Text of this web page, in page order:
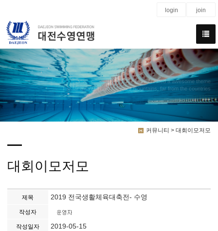
login join
We have created a awesome theme
Far far away,behind the word mountains, far from the countries
커뮤니티 > 대회이모저모
대회이모저모
제목 2019 전국생활체육대축전- 수영
작성자
작성일자 2019-05-15